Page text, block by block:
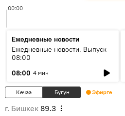
00:00
Ежедневные новости
Ежедневные новости. Выпуск
08:00
08:00 4 мин
Кечээ Бүгүн Эфирге
г. Бишкек 89.3